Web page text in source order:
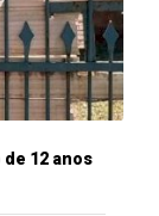
12 anos